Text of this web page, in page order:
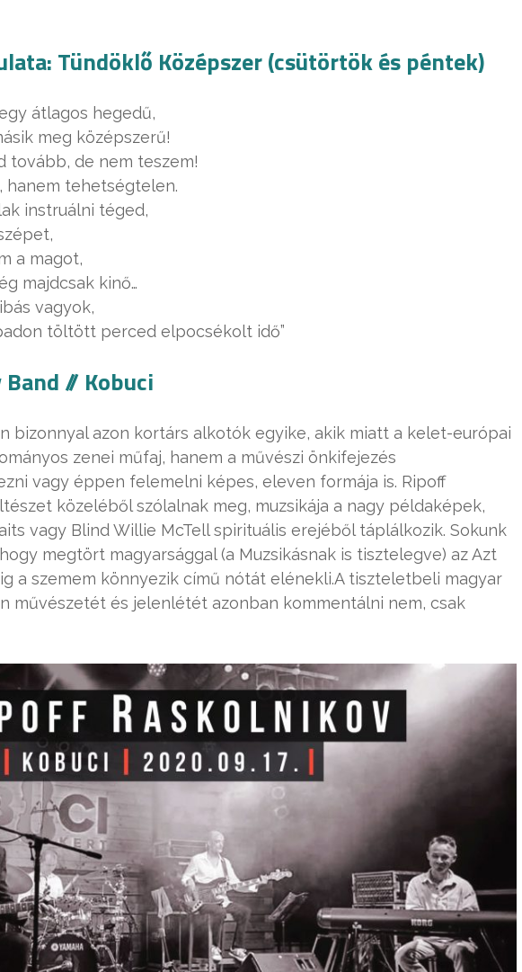
Tündöklő Középszer (csütörtök és péntek)
átlagos hegedű,
meg középszerű!
tovább, de nem teszem!
hanem tehetségtelen.
instruálni téged,
a magot,
majdcsak kinő…
vagyok,
töltött perced elpocsékolt idő”
// Kobuci
bizonnyal azon kortárs alkotók egyike, akik miatt a kelet-európai
zenei műfaj, hanem a művészi önkifejezés
vagy éppen felemelni képes, eleven formája is. Ripoff
közeléből szólalnak meg, muzsikája a nagy példaképek,
vagy Blind Willie McTell spirituális erejéből táplálkozik. Sokunk
megtört magyarsággal (a Muzsikásnak is tisztelegve) az Azt
a szemem könnyezik című nótát elénekli.A tiszteletbeli magyar
művészetét és jelenlétét azonban kommentálni nem, csak